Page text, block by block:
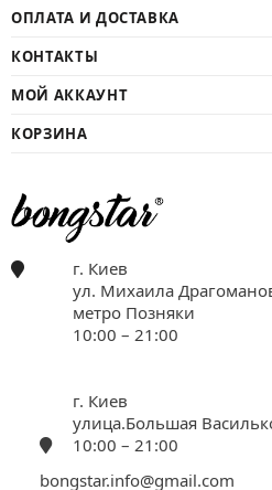
ОПЛАТА И ДОСТАВКА
КОНТАКТЫ
МОЙ АККАУНТ
КОРЗИНА
г. Киев
ул. Михаила
метро Позняки
10:00 – 21:00
г. Киев
улица.Большая
10:00 – 21:00
bongstar.info@gmail.com